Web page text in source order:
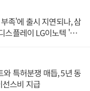
족'에 출시 지연되나, 삼
스플레이 LG이노텍 '탈
특허분쟁 매듭, 5년 동
스비 지급